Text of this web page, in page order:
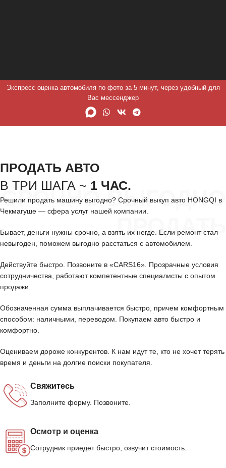
Экспресс оценка автомобиля по фото за 5 минут, через удобный для
Вас мессенджер
СРОЧНО ВЫГОДНО
ПРОДАТЬ
ПРОДАТЬ АВТО
В ТРИ ШАГА ~ 1 ЧАС.
Решили продать машину выгодно? Срочный выкуп авто HONGQI в
Чекмагуше — сфера услуг нашей компании.
Бывает, деньги нужны срочно, а взять их негде. Если ремонт стал
невыгоден, поможем выгодно расстаться с автомобилем.
Действуйте быстро. Позвоните в «CARS16». Прозрачные условия
сотрудничества, работают компетентные специалисты с опытом
продажи.
Обозначенная сумма выплачивается быстро, причем комфортным
способом: наличными, переводом. Покупаем авто быстро и
комфортно.
Оцениваем дороже конкурентов. К нам идут те, кто не хочет терять
время и деньги на долгие поиски покупателя.
Свяжитесь
Заполните форму. Позвоните.
Осмотр и оценка
Сотрудник приедет быстро, озвучит стоимость.